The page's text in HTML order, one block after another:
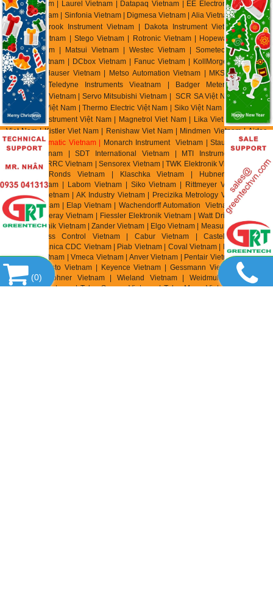
Setra Vietnam | Laurel Vietnam | Datapaq Vietnam | EE Electronik Vietnam |
Banico Vietnam | Sinfonia Vietnam | Digmesa Vietnam | Alia Vietnam | Flowline
Vietnam | Brook Instrument Vietnam | Dakota Instrument Vietnam | Diehl
Metering Vietnam | Stego Vietnam | Rotronic Vietnam | Hopeway Vietnam |
Beko Vietnam | Matsui Vietnam | Westec Vietnam | Sometech Vietnam |
Offshore Vietnam | DCbox Vietnam | Fanuc Vietnam | KollMorgen Vietnam |
Endress & Hauser Vietnam | Metso Automation Vietnam | MKS Instruments
Vietnam | Teledyne Instruments Vieatnam | Badger Meter Vietnam |
Hirschmann Vietnam | Servo Mitsubishi Vietnam | SCR SA Việt Nam | Biotech
Flow Meter Việt Nam | Thermo Electric Việt Nam | Siko Việt Nam | Klinger Việt
Nam | HK Instrument Việt Nam | Magnetrol Viet Nam | Lika Viet Nam | Setra
Viet Nam | Kistler Viet Nam | Renishaw Viet Nam | Mindmen Vietnam |Airtac
Vietnam| Gimatic Vietnam |
Monarch Instrument Vietnam | Stauff Vietnam |
Burster Vietnam | SDT International Vietnam | MTI Instrument Vietnam
| Zhuzhou CRRC Vietnam | Sensorex Vietnam | TWK Elektronik Vietnam | ASC
Vietnam | Ronds Vietnam | Klaschka Vietnam | Hubner Vietnam |
HainzlVietnam | Labom Vietnam | Siko Vietnam | Rittmeyer Vietnam | TR
Electronic Vietnam | AK Industry Vietnam | Precizika Metrology Vietnam | Dis
Sensor Vietnam | Elap Vietnam | Wachendorff Automation Vietnam | Foxboro
Vietnam | Fireray Vietnam |
Fiessler Elektronik Vietnam | Watt Drive Vietnam |
Murr Elektronik Vietnam | Zander Vietnam | Elgo Vietnam | Measurex Vietnam |
Saia Burgess Control Vietnam | Cabur Vietnam | Castel Vietnam |
Elettromeccanica CDC Vietnam | Piab Vietnam | Coval Vietnam | Fipa Vietnam
| Zimmer Vietnam | Vmeca Vietnam | Anver Vietnam | Pentair Vietnam | Aignep
Vietnam | Festo Vietnam | Keyence Vietnam | Gessmann Vietnam | Balluff
Vietnam | Wohner Vietnam | Wieland Vietnam | Weidmuller Vietnam |
Tempatron Vietnam | Telco Sensor Vietnam | TeknoMega Vietnam | Synatel
(0)